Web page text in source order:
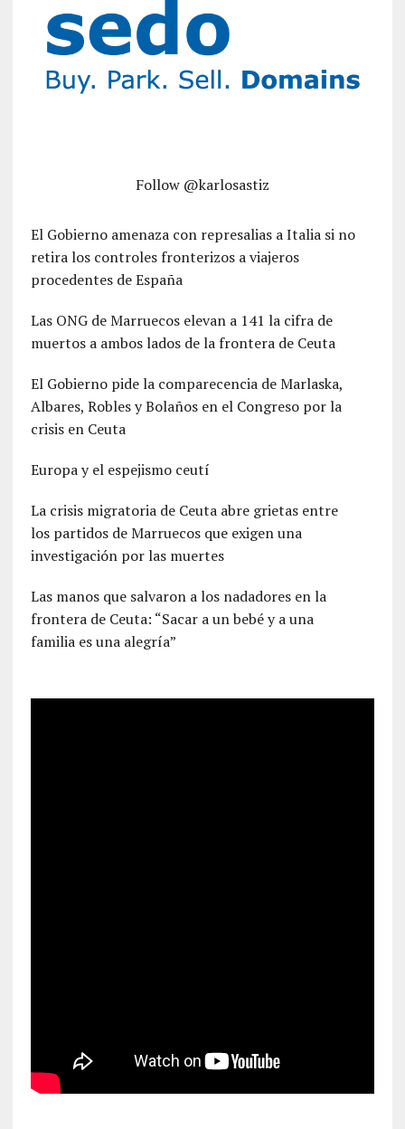
Follow @karlosastiz
El Gobierno amenaza con represalias a Italia si no
retira los controles fronterizos a viajeros
procedentes de España
Las ONG de Marruecos elevan a 141 la cifra de
muertos a ambos lados de la frontera de Ceuta
El Gobierno pide la comparecencia de Marlaska,
Albares, Robles y Bolaños en el Congreso por la
crisis en Ceuta
Europa y el espejismo ceutí
La crisis migratoria de Ceuta abre grietas entre
los partidos de Marruecos que exigen una
investigación por las muertes
Las manos que salvaron a los nadadores en la
frontera de Ceuta: “Sacar a un bebé y a una
familia es una alegría”